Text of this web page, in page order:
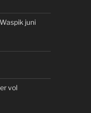
juni
vol